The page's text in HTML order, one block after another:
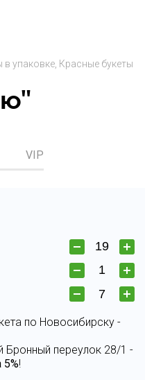
в упаковке Красные букеты
VIP
по Новосибирску -
Бронный переулок 28/1 -
5%!